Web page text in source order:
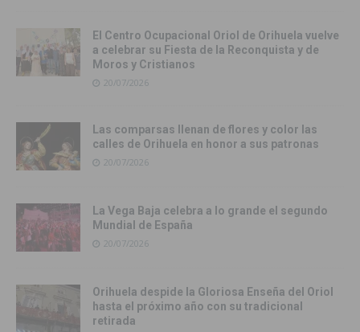
El Centro Ocupacional Oriol de Orihuela vuelve
a celebrar su Fiesta de la Reconquista y de
Moros y Cristianos
20/07/2026
Las comparsas llenan de flores y color las
calles de Orihuela en honor a sus patronas
20/07/2026
La Vega Baja celebra a lo grande el segundo
Mundial de España
20/07/2026
Orihuela despide la Gloriosa Enseña del Oriol
hasta el próximo año con su tradicional
retirada